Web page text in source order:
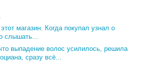
магазин. Когда покупал узнал о
слышать...
выпадение волос усилилось, решила
сразу всё...